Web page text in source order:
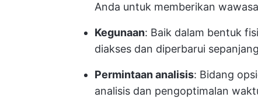
Anda untuk memberikan
Kegunaan: Baik dalam bentuk
diakses dan diperbarui
Permintaan analisis: Bidang
analisis dan pengoptimalan